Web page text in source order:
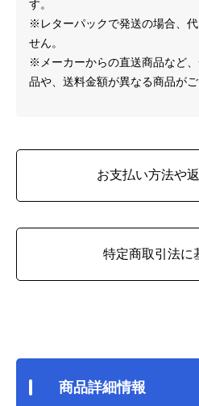
す。
※レターパックで発送の場合、
せん。
※メーカーからの直送商品など
品や、送料金額が異なる商品がご
お支払い方法や
特定商取引法に
商品詳細情報